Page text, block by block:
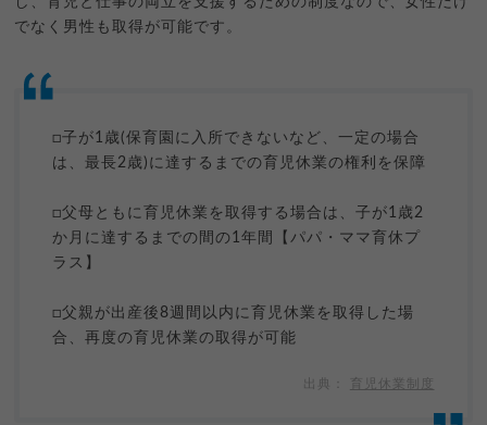
でなく男性も取得が可能です。
□子が1歳(保育園に入所できないなど、一定の場合
は、最長2歳)に達するまでの育児休業の権利を保障
□父母ともに育児休業を取得する場合は、子が1歳2
か月に達するまでの間の1年間【パパ・ママ育休プ
ラス】
□父親が出産後8週間以内に育児休業を取得した場
合、再度の育児休業の取得が可能
育児休業制度